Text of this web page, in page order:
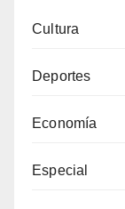
Cultura
Deportes
Economía
Especial